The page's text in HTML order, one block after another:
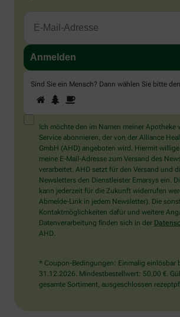
Sind Sie ein Mensch? Dann wählen Sie bitte
Sie
ein
Mensch?
Dann
wählen
Sie
bitte
den
Baum.
1 2
Ich möchte den im Namen meiner Apotheke
Service abonnieren, der von der Alliance
GmbH (AHD) angeboten wird. Hiermit
meine E-Mail-Adresse zum Versand des
verarbeitet. AHD setzt für den Versand und
Newsletters den Dienstleister Emarsys ein.
kann jederzeit für die Zukunft widerrufen
Abmelde-Link in jedem Newsletter). Die
Kontaktmöglichkeiten dafür und weitere
Datenverarbeitung finden sich in der
AHD.
* Coupon-Bedingungen: Einmalig einlösbar
31.12.2026. Mindestbestellwert: 50,00 €.
gesamte Sortiment, ausgeschlossen